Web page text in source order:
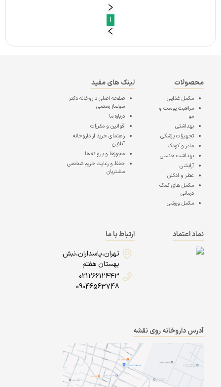
1
محصولات
مکمل غذایی
مراقبت پوست و
مو
بهداشتی
تجهیزات پزشکی
مادر و کودک
بهداشت جنسی
آرایشی
عطر و ادکلن
مکمل های کمک
درمانی
مکمل ورزشی
لینک های مفید
صفحه اصلیداروخانه دکتر
سولماز رستمی
درباره ما
قوانین و مقررات
راهنمای خرید از داروخانه
آنلاین
مجوزها و پروانه ها
حفظ و رعایت حریم شخصی
مشتریان
نماد اعتماد
ارتباط با ما
تهران،پاسداران،نبش
بهستان هفتم
02126612443
09046563748
آدرس داروخانه روی نقشه